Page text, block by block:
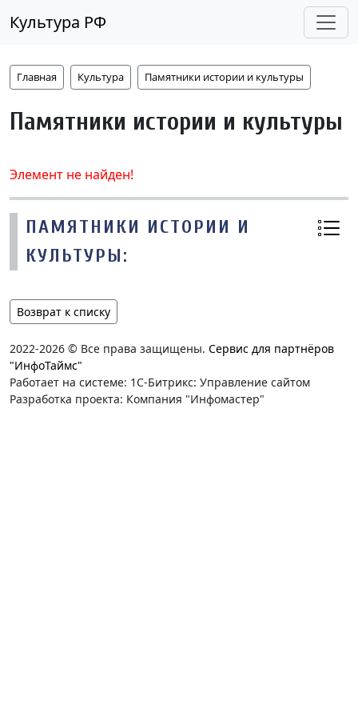
Культура РФ
Главная Культура Памятники истории и культуры
Памятники истории и культуры
Элемент не найден!
ПАМЯТНИКИ ИСТОРИИ И
КУЛЬТУРЫ:
Возврат к списку
2022-2026 © Все права защищены. Сервис для партнёров
"ИнфоТаймс"
Работает на системе: 1С-Битрикс: Управление сайтом
Разработка проекта: Компания "Инфомастер"